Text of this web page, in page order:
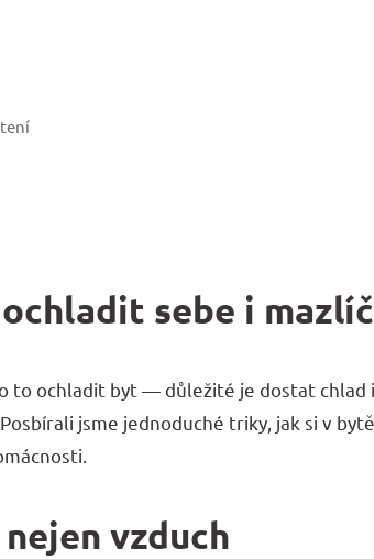
sebe i
to ochladit byt — důležité je dostat
jsme jednoduché triky, jak si v
vzduch